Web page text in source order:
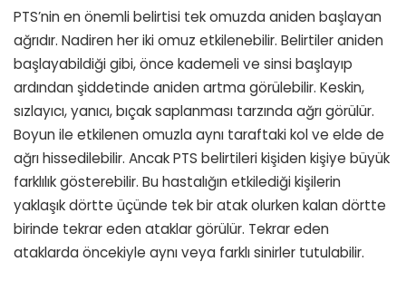
PTS’nin en önemli belirtisi tek omuzda aniden başlayan
ağrıdır. Nadiren her iki omuz etkilenebilir. Belirtiler aniden
başlayabildiği gibi, önce kademeli ve sinsi başlayıp
ardından şiddetinde aniden artma görülebilir. Keskin,
sızlayıcı, yanıcı, bıçak saplanması tarzında ağrı görülür.
Boyun ile etkilenen omuzla aynı taraftaki kol ve elde de
ağrı hissedilebilir. Ancak PTS belirtileri kişiden kişiye büyük
farklılık gösterebilir. Bu hastalığın etkilediği kişilerin
yaklaşık dörtte üçünde tek bir atak olurken kalan dörtte
birinde tekrar eden ataklar görülür. Tekrar eden
ataklarda öncekiyle aynı veya farklı sinirler tutulabilir.